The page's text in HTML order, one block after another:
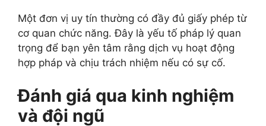
Một đơn vị uy tín thường có đầy đủ giấy phép từ
cơ quan chức năng. Đây là yếu tố pháp lý quan
trọng để bạn yên tâm rằng dịch vụ hoạt động
hợp pháp và chịu trách nhiệm nếu có sự cố.
Đánh giá qua kinh nghiệm
và đội ngũ